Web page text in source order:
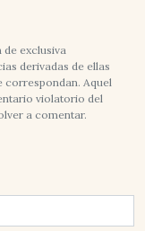
exclusiva
derivadas de ellas
correspondan. Aquel
violatorio del
a comentar.